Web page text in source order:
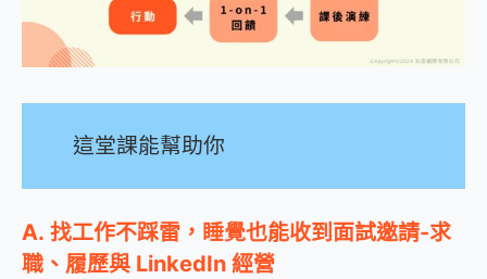
這堂課能幫助你
A. 找工作不踩雷，睡覺也能收到面試邀請-求
職、履歷與 LinkedIn 經營